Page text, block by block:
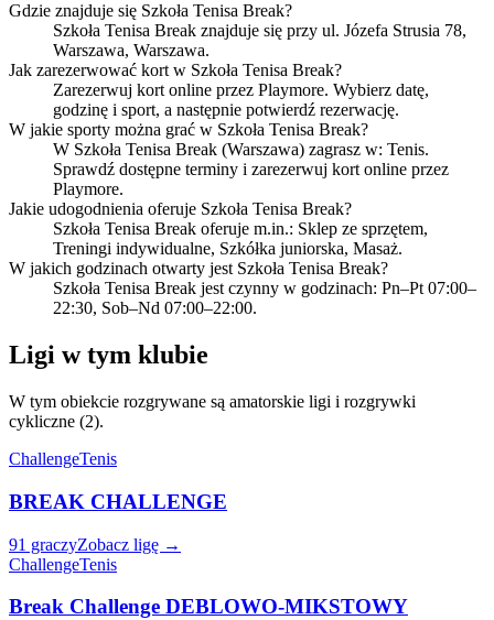
Gdzie znajduje się Szkoła Tenisa Break?
Szkoła Tenisa Break znajduje się przy ul. Józefa Strusia 78,
Warszawa, Warszawa.
Jak zarezerwować kort w Szkoła Tenisa Break?
Zarezerwuj kort online przez Playmore. Wybierz datę,
godzinę i sport, a następnie potwierdź rezerwację.
W jakie sporty można grać w Szkoła Tenisa Break?
W Szkoła Tenisa Break (Warszawa) zagrasz w: Tenis.
Sprawdź dostępne terminy i zarezerwuj kort online przez
Playmore.
Jakie udogodnienia oferuje Szkoła Tenisa Break?
Szkoła Tenisa Break oferuje m.in.: Sklep ze sprzętem,
Treningi indywidualne, Szkółka juniorska, Masaż.
W jakich godzinach otwarty jest Szkoła Tenisa Break?
Szkoła Tenisa Break jest czynny w godzinach: Pn–Pt 07:00–
22:30, Sob–Nd 07:00–22:00.
Ligi w tym klubie
W tym obiekcie rozgrywane są amatorskie ligi i rozgrywki
cykliczne (2).
ChallengeTenis
BREAK CHALLENGE
91 graczyZobacz ligę →
ChallengeTenis
Break Challenge DEBLOWO-MIKSTOWY